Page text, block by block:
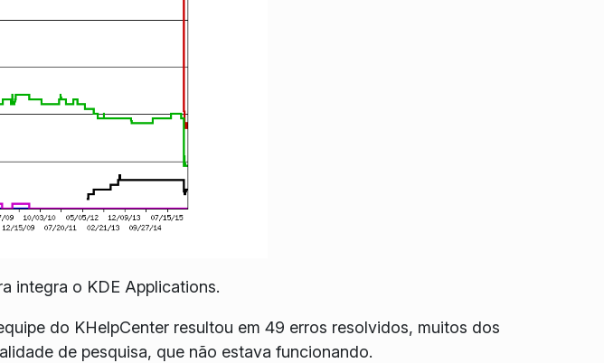
integra o KDE Applications.
do KHelpCenter resultou em 49 erros resolvidos, muitos dos
de pesquisa, que não estava funcionando.